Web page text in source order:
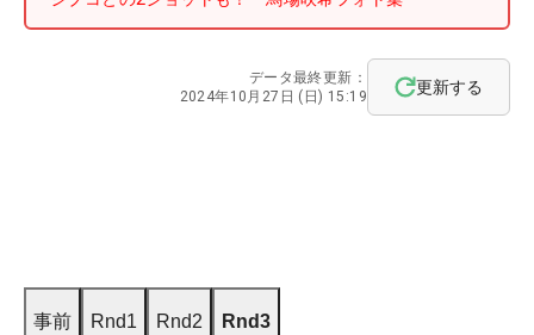
データ最終更新：
2024年10月27日 (日) 15:19
更新する
事前 Rnd1 Rnd2 Rnd3